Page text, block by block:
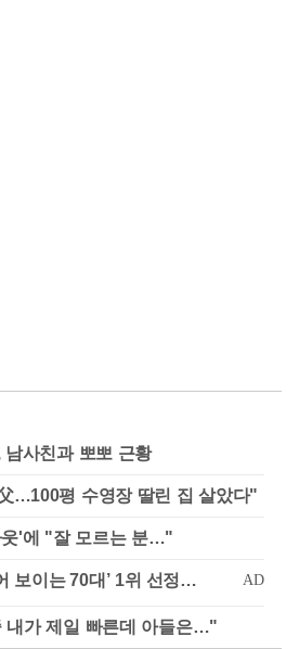
사친과 뽀뽀 근황
…100평 수영장 딸린 집 살았다"
웃'에 "잘 모르는 분…"
내가 제일 빠른데 아들은…"